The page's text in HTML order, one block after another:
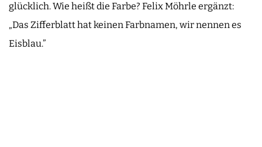
glücklich. Wie heißt die Farbe? Felix Möhrle ergänzt:
„Das Zifferblatt hat keinen Farbnamen, wir nennen es
Eisblau.”